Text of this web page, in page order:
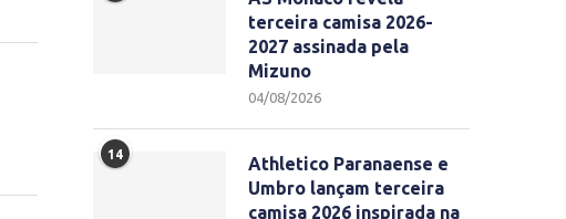
terceira camisa 2026-
2027 assinada pela
Mizuno
04/08/2026
14
Athletico Paranaense e
Umbro lançam terceira
camisa 2026 inspirada na